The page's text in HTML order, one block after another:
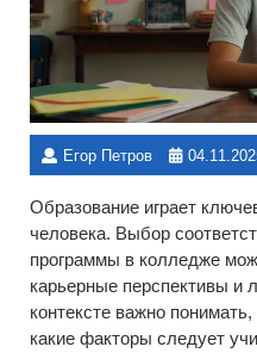
Егор Петров
Образование играет
человека. Выбор
программы в колледже
карьерные перспективы и
контексте важно
какие факторы следует